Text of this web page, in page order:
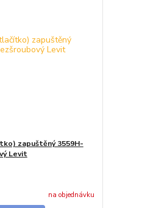
zapuštěný 3559H-
Levit
na objednávku